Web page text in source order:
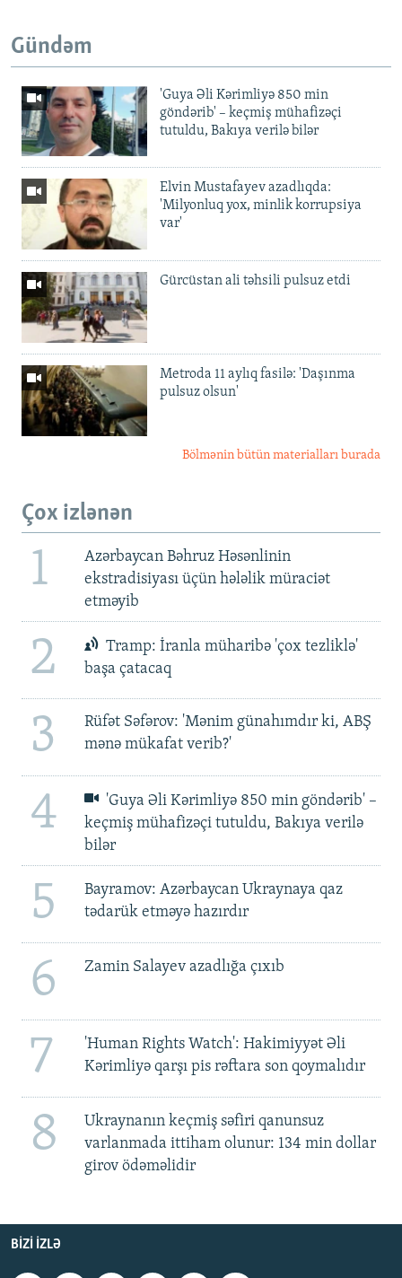
Gündəm
'Guya Əli Kərimliyə 850 min
göndərib' – keçmiş mühafizəçi
tutuldu, Bakıya verilə bilər
Elvin Mustafayev azadlıqda:
'Milyonluq yox, minlik korrupsiya
var'
Gürcüstan ali təhsili pulsuz etdi
Metroda 11 aylıq fasilə: 'Daşınma
pulsuz olsun'
Bölmənin bütün materialları burada
Çox izlənən
1
Azərbaycan Bəhruz Həsənlinin
ekstradisiyası üçün hələlik müraciət
etməyib
2
Tramp: İranla müharibə 'çox tezliklə'
başa çatacaq
3
Rüfət Səfərov: 'Mənim günahımdır ki, ABŞ
mənə mükafat verib?'
4
'Guya Əli Kərimliyə 850 min göndərib' –
keçmiş mühafizəçi tutuldu, Bakıya verilə
bilər
5
Bayramov: Azərbaycan Ukraynaya qaz
tədarük etməyə hazırdır
6 Zamin Salayev azadlığa çıxıb
7
'Human Rights Watch': Hakimiyyət Əli
Kərimliyə qarşı pis rəftara son qoymalıdır
8
Ukraynanın keçmiş səfiri qanunsuz
varlanmada ittiham olunur: 134 min dollar
girov ödəməlidir
BIZI IZLƏ